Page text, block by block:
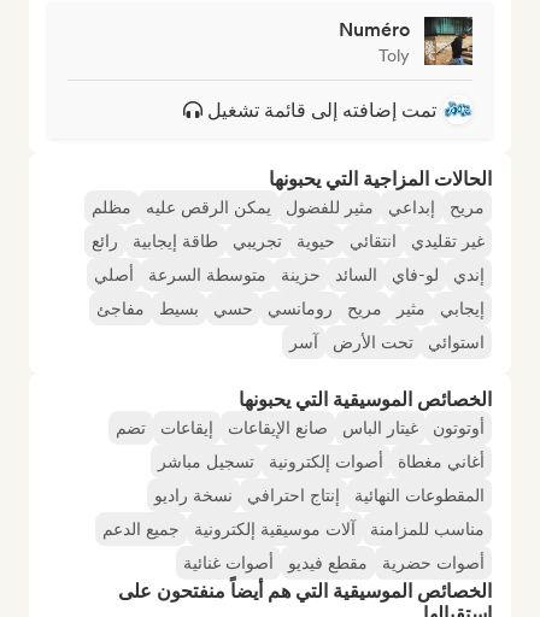
Numéro
Toly
تمت إضافته إلى قائمة تشغيل
الحالات المزاجية التي يحبونها
مريح إبداعي مثير للفضول يمكن الرقص عليه
مظلم
غير تقليدي
انتقائي حيوية تجريبي طاقة إيجابية
رائع
إندي
لو-فاي السائد حزينة متوسطة السرعة
أصلي
إيجابي
مثير مريح رومانسي حسي بسيط
مفاجئ
استوائي
تحت الأرض آسر
الخصائص الموسيقية التي يحبونها
أوتوتون غيتار الباس صانع الإيقاعات إيقاعات
تضم
أغاني مغطاة
أصوات إلكترونية
تسجيل مباشر
المقطوعات النهائية
إنتاج احترافي
نسخة راديو
مناسب للمزامنة
آلات موسيقية إلكترونية
جميع الدعم
أصوات حضرية
مقطع فيديو أصوات غنائية
الخصائص الموسيقية التي هم أيضاً منفتحون على